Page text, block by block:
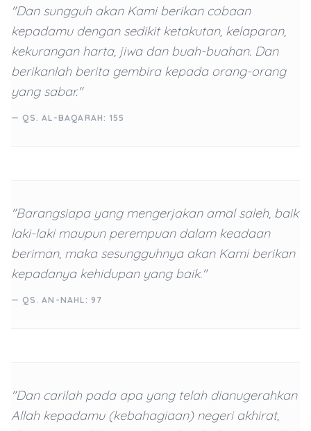
"Dan sungguh akan Kami berikan cobaan
kepadamu dengan sedikit ketakutan, kelaparan,
kekurangan harta, jiwa dan buah-buahan. Dan
berikanlah berita gembira kepada orang-orang
yang sabar."
— QS. AL-BAQARAH: 155
"Barangsiapa yang mengerjakan amal saleh, baik
laki-laki maupun perempuan dalam keadaan
beriman, maka sesungguhnya akan Kami berikan
kepadanya kehidupan yang baik."
— QS. AN-NAHL: 97
"Dan carilah pada apa yang telah dianugerahkan
Allah kepadamu (kebahagiaan) negeri akhirat,